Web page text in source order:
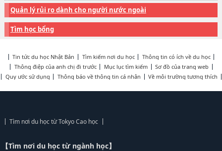
Quản lý rủi ro dành cho người nước ngoài
Tìm học bổng
Tin tức du học Nhật Bản Tìm kiếm nơi du học
Thông tin có ích về du học
Thông điệp của anh chị đi trước
Mục lục tìm kiếm
Sơ đồ của trang web
Quy ước sử dụng
Thông báo về thông tin cá nhân Về môi trường tương thích
Tìm nơi du học từ Tokyo Cao học
【Tìm nơi du học từ ngành học】